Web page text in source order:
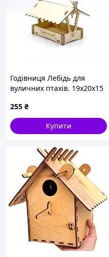
Годівниця Лебідь для
вуличних птахів. 19х20х15
255 ₴
Купити